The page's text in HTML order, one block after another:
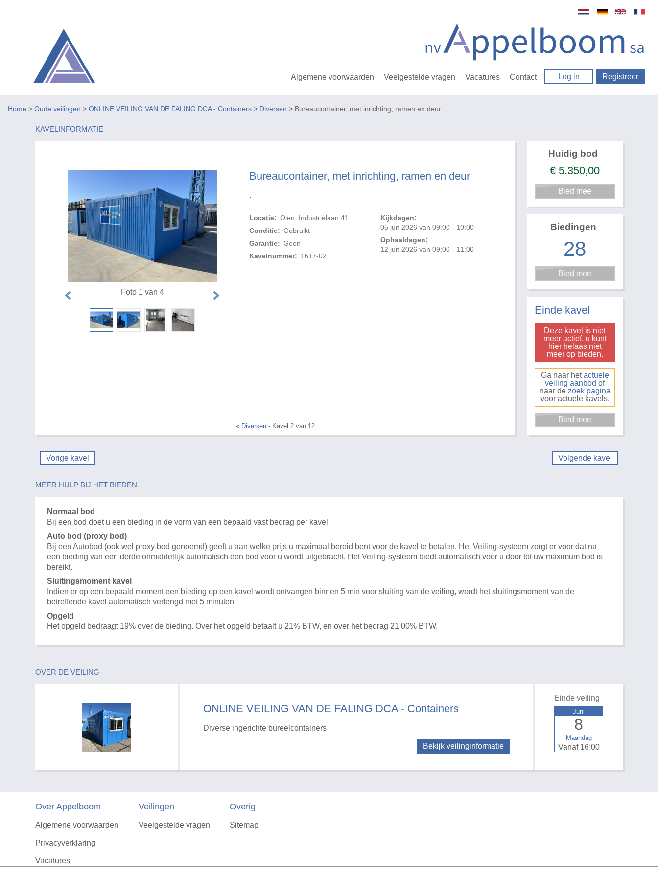
Algemene voorwaarden Veelgestelde vragen Vacatures Contact Log in Registreer
Home > Oude veilingen > ONLINE VEILING VAN DE FALING DCA - Containers > Diversen > Bureaucontainer, met inrichting, ramen en deur
KAVELINFORMATIE
Bureaucontainer, met inrichting, ramen en deur
.
Locatie: Olen, Industrielaan 41
Conditie: Gebruikt
Garantie: Geen
Kavelnummer: 1617-02
Kijkdagen:
05 jun 2026 van 09:00 - 10:00
Ophaaldagen:
12 jun 2026 van 09:00 - 11:00
Foto 1 van 4
« Diversen- Kavel 2 van 12
Huidig bod
€ 5.350,00
Biedingen
28
Einde kavel
Deze kavel is niet
meer actief, u kunt
hier helaas niet
meer op bieden.
Ga naar hetactuele
veiling aanbod of
naar de zoek pagina
voor actuele kavels.
Vorige kavel Volgende kavel
MEER HULP BIJ HET BIEDEN
Normaal bod
Bij een bod doet u een bieding in de vorm van een bepaald vast bedrag per kavel
Auto bod (proxy bod)
Bij een Autobod (ook wel proxy bod genoemd) geeft u aan welke prijs u maximaal bereid bent voor de kavel te betalen. Het Veiling-systeem zorgt er voor dat na
een bieding van een derde onmiddellijk automatisch een bod voor u wordt uitgebracht. Het Veiling-systeem biedt automatisch voor u door tot uw maximum bod is
bereikt.
Sluitingsmoment kavel
Indien er op een bepaald moment een bieding op een kavel wordt ontvangen binnen 5 min voor sluiting van de veiling, wordt het sluitingsmoment van de
betreffende kavel automatisch verlengd met 5 minuten.
Opgeld
Het opgeld bedraagt 19% over de bieding. Over het opgeld betaalt u 21% BTW, en over het bedrag 21,00% BTW.
OVER DE VEILING
ONLINE VEILING VAN DE FALING DCA - Containers
Diverse ingerichte bureelcontainers
Bekijk veilinginformatie
Einde veiling
Maandag
8
Juni
Vanaf 16:00
Over Appelboom
Algemene voorwaarden
Privacyverklaring
Vacatures
Veilingen
Veelgestelde vragen
Overig
Sitemap